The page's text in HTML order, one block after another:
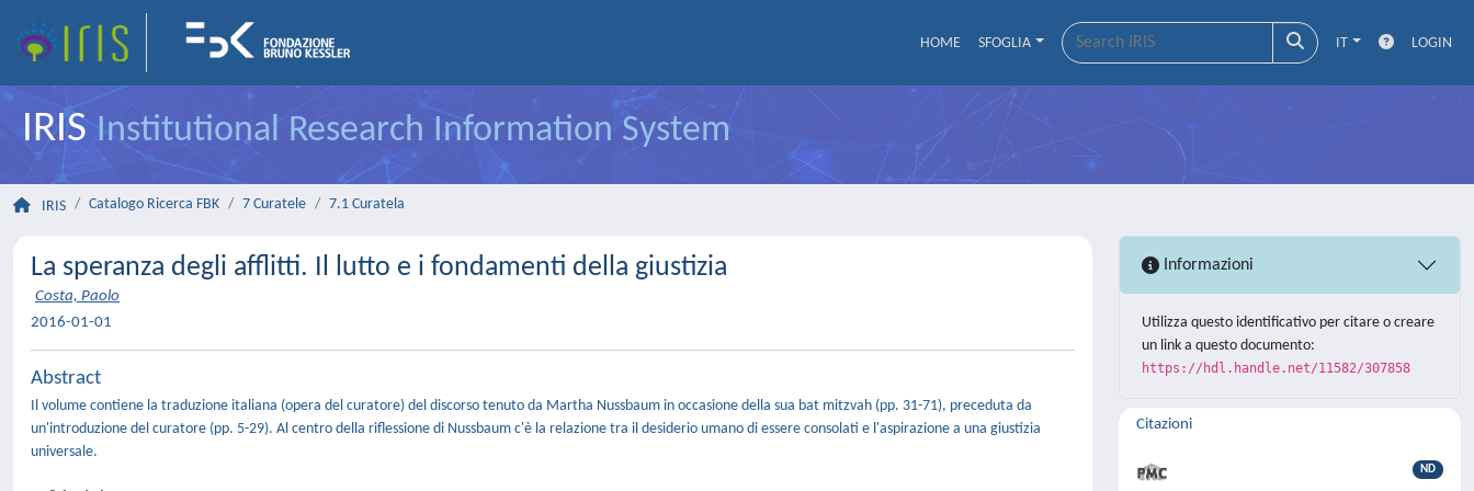
HOME SFOGLIA IT LOGIN
IRISInstitutional Research Information System
IRIS Catalogo Ricerca FBK 7 Curatele 7.1 Curatela
La speranza degli afflitti. Il lutto e i fondamenti della giustizia
Costa, Paolo
2016-01-01
Abstract
Il volume contiene la traduzione italiana (opera del curatore) del discorso tenuto da Martha Nussbaum in occasione della sua bat mitzvah (pp. 31-71), preceduta da
un'introduzione del curatore (pp. 5-29). Al centro della riflessione di Nussbaum c'è la relazione tra il desiderio umano di essere consolati e l'aspirazione a una giustizia
universale.
Informazioni
Utilizza questo identificativo per citare o creare
un link a questo documento:
https://hdl.handle.net/11582/307858
Citazioni
ND